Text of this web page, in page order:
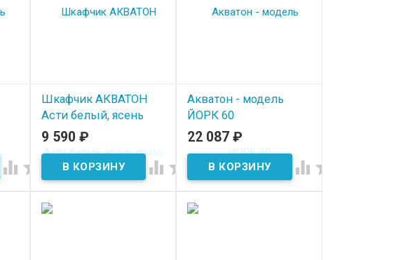
 
Шкафчик АКВАТОН
Асти белый, ясень
шимо
В наличии
9 590 ₽
 
Акватон - модель
ЙОРК 60
В наличии
22 087₽
 